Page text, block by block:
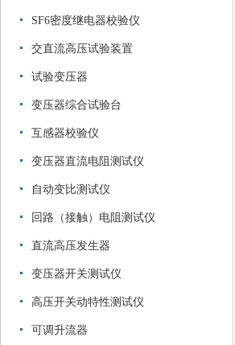
SF6密度继电器校验仪
交直流高压试验装置
试验变压器
变压器综合试验台
互感器校验仪
变压器直流电阻测试仪
自动变比测试仪
回路（接触）电阻测试仪
直流高压发生器
变压器开关测试仪
高压开关动特性测试仪
可调升流器